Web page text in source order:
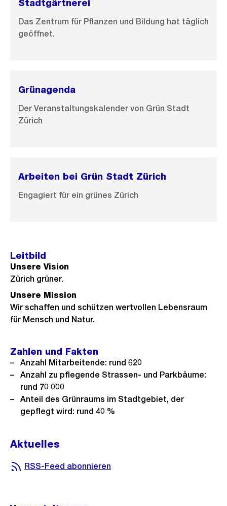
Stadtgärtnerei
Das Zentrum für Pflanzen und Bildung hat täglich
geöffnet.
Grünagenda
Der Veranstaltungskalender von Grün Stadt
Zürich
Arbeiten bei Grün Stadt Zürich
Engagiert für ein grünes Zürich
Leitbild
Unsere Vision
Zürich grüner.
Unsere Mission
Wir schaffen und schützen wertvollen Lebensraum
für Mensch und Natur.
Zahlen und Fakten
Anzahl Mitarbeitende: rund 620
Anzahl zu pflegende Strassen- und Parkbäume:
rund 70 000
Anteil des Grünraums im Stadtgebiet, der
gepflegt wird: rund 40 %
Aktuelles
RSS-Feed abonnieren